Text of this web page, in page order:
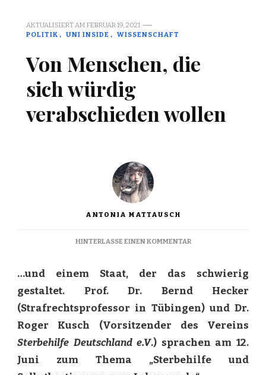
AKTUALISIERT AM FEBRUAR 19, 2021
POLITIK
UNI INSIDE WISSENSCHAFT
Von Menschen, die
sich würdig
verabschieden wollen
ANTONIA MATTAUSCH
HINTERLASSE EINEN KOMMENTARZU
DIE
SICH
WÜRDIG
VERABSCHIEDEN
…und einem Staat, der das schwierig
gestaltet. Prof. Dr. Bernd Hecker
(Strafrechtsprofessor in Tübingen) und Dr.
Roger Kusch (Vorsitzender des Vereins
Sterbehilfe Deutschland e.V.) sprachen am 12.
Juni zum Thema „Sterbehilfe und